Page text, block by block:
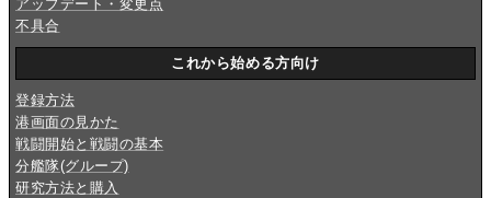
アップデート・変更点
不具合
これから始める方向け
登録方法
港画面の見かた
戦闘開始と戦闘の基本
分艦隊(グループ)
研究方法と購入